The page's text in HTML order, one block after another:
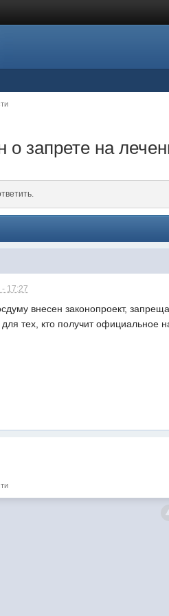
о запрете на
17:27
внесен законопроект,
для тех, кто получит